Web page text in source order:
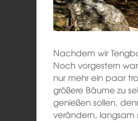
Nachdem wir
Noch vorgestern
nur mehr ein paar
größere Bäume zu
genießen sollen,
verändern, langsam